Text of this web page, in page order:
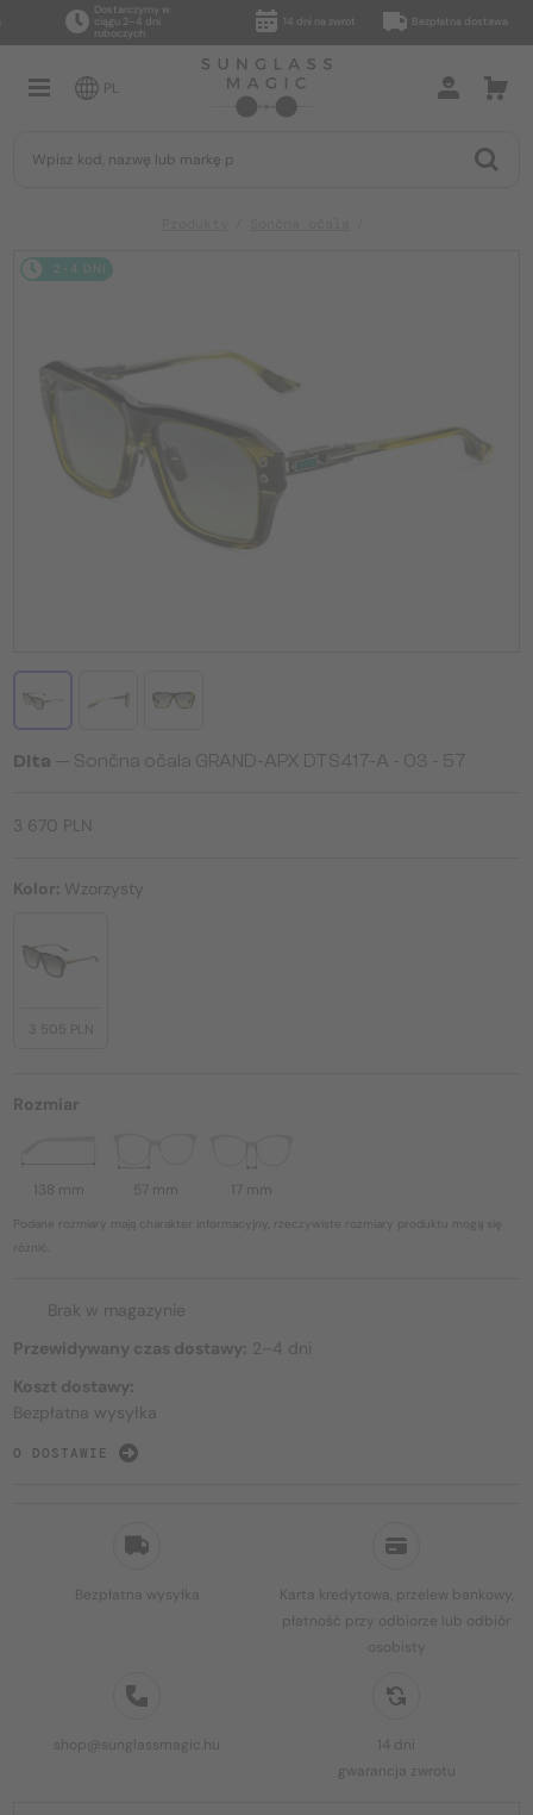
Dostarczymy w
ciągu 2–4 dni
roboczych
14 dni na zwrot Bezpłatna dostawa
PL
Bezpłatna wysyłka
Karta kredytowa, przelew bankowy,
płatność przy odbiorze lub odbiór
osobisty
shop@sunglassmagic.hu
14 dni
gwarancja zwrotu
2-4 DNI
Dita — Sončna očala GRAND-APX DTS417-A - 03 - 57
3 670 PLN
Kolor: Wzorzysty
3 505 PLN
Rozmiar
138 mm 57 mm 17 mm
Podane rozmiary mają charakter informacyjny, rzeczywiste rozmiary produktu mogą się
różnić.
Brak w magazynie
Przewidywany czas dostawy: 2–4 dni
Koszt dostawy:
Bezpłatna wysyłka
O DOSTAWIE